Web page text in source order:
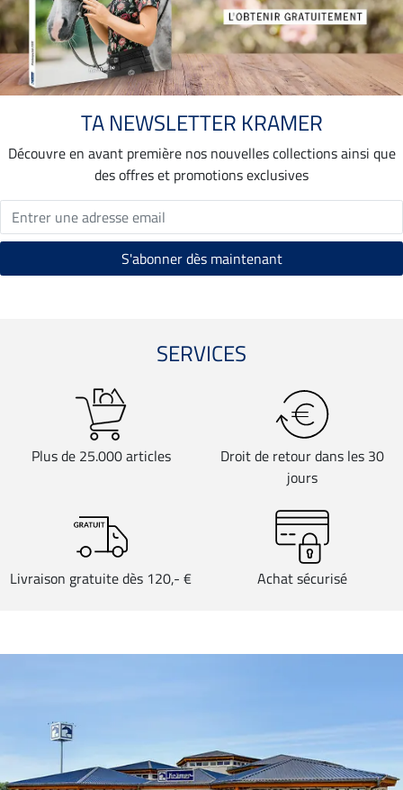
TA NEWSLETTER KRAMER
Découvre en avant première nos nouvelles collections ainsi que
des offres et promotions exclusives
SERVICES
Plus de 25.000 articles
Droit de retour dans les 30
jours
Livraison gratuite dès 120,- € Achat sécurisé